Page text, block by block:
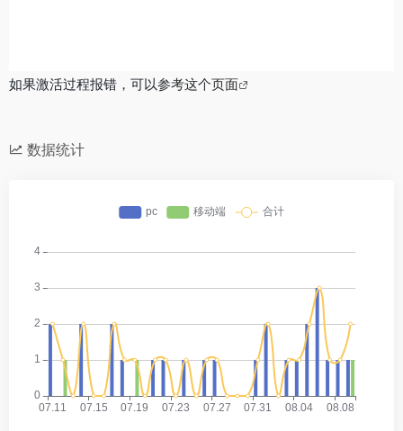
如果激活过程报错，可以参考这个页面
数据统计